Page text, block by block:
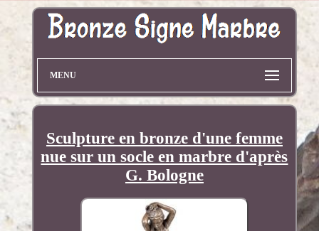
MENU
Sculpture en bronze d'une femme
nue sur un socle en marbre d'après
G. Bologne